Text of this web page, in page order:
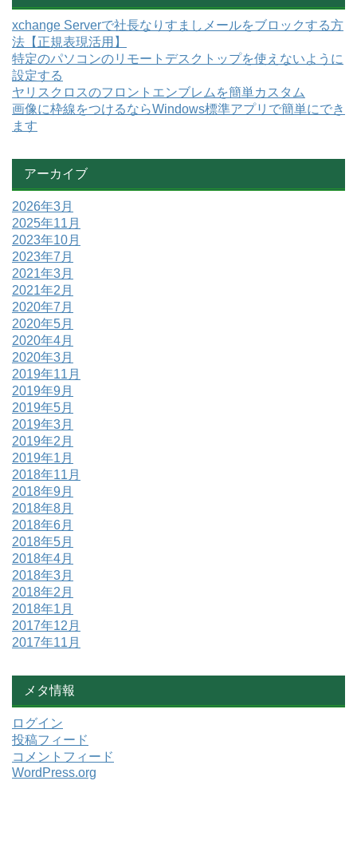
xchange Serverで社長なりすましメールをブロックする方
法【正規表現活用】
特定のパソコンのリモートデスクトップを使えないように
設定する
ヤリスクロスのフロントエンブレムを簡単カスタム
画像に枠線をつけるならWindows標準アプリで簡単にでき
ます
アーカイブ
2026年3月
2025年11月
2023年10月
2023年7月
2021年3月
2021年2月
2020年7月
2020年5月
2020年4月
2020年3月
2019年11月
2019年9月
2019年5月
2019年3月
2019年2月
2019年1月
2018年11月
2018年9月
2018年8月
2018年6月
2018年5月
2018年4月
2018年3月
2018年2月
2018年1月
2017年12月
2017年11月
メタ情報
ログイン
投稿フィード
コメントフィード
WordPress.org